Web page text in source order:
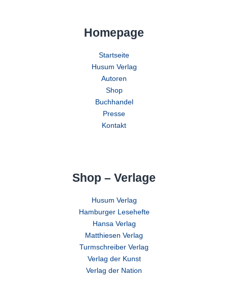
Homepage
Startseite
Husum Verlag
Autoren
Shop
Buchhandel
Presse
Kontakt
Shop – Verlage
Husum Verlag
Hamburger Lesehefte
Hansa Verlag
Matthiesen Verlag
Turmschreiber Verlag
Verlag der Kunst
Verlag der Nation